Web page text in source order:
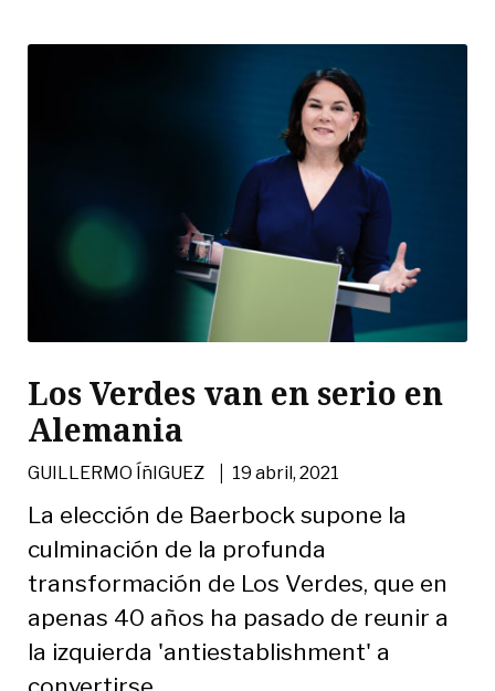
Los Verdes van en serio en
Alemania
GUILLERMO ÍñIGUEZ | 19 abril, 2021
La elección de Baerbock supone la
culminación de la profunda
transformación de Los Verdes, que en
apenas 40 años ha pasado de reunir a
la izquierda 'antiestablishment' a